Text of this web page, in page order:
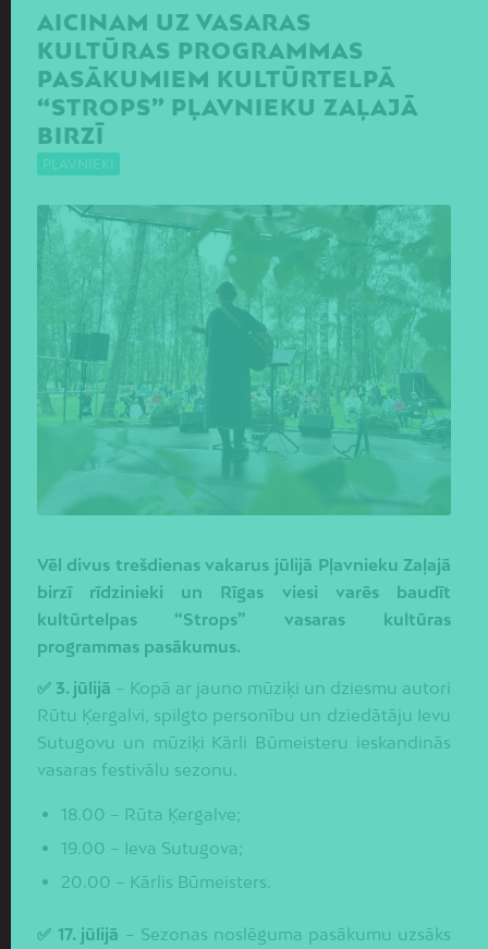
AICINAM UZ VASARAS
KULTŪRAS PROGRAMMAS
PASĀKUMIEM KULTŪRTELPĀ
“STROPS” PĻAVNIEKU ZAĻAJĀ
BIRZĪ
PĻAVNIEKI
Vēl divus trešdienas vakarus jūlijā Pļavnieku Zaļajā
birzī rīdzinieki un Rīgas viesi varēs baudīt
kultūrtelpas “Strops” vasaras kultūras
programmas pasākumus.
✅ 3. jūlijā – Kopā ar jauno mūziķi un dziesmu autori
Rūtu Ķergalvi, spilgto personību un dziedātāju Ievu
Sutugovu un mūziķi Kārli Būmeisteru ieskandinās
vasaras festivālu sezonu.
18.00 – Rūta Ķergalve;
19.00 – Ieva Sutugova;
20.00 – Kārlis Būmeisters.
✅ 17. jūlijā – Sezonas noslēguma pasākumu uzsāks